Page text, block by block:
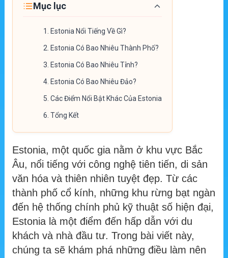
Mục lục
1. Estonia Nổi Tiếng Về Gì?
2. Estonia Có Bao Nhiêu Thành Phố?
3. Estonia Có Bao Nhiêu Tỉnh?
4. Estonia Có Bao Nhiêu Đảo?
5. Các Điểm Nổi Bật Khác Của Estonia
6. Tổng Kết
Estonia, một quốc gia nằm ở khu vực Bắc
Âu, nổi tiếng với công nghệ tiên tiến, di sản
văn hóa và thiên nhiên tuyệt đẹp. Từ các
thành phố cổ kính, những khu rừng bạt ngàn
đến hệ thống chính phủ kỹ thuật số hiện đại,
Estonia là một điểm đến hấp dẫn với du
khách và nhà đầu tư. Trong bài viết này,
chúng ta sẽ khám phá những điều làm nên